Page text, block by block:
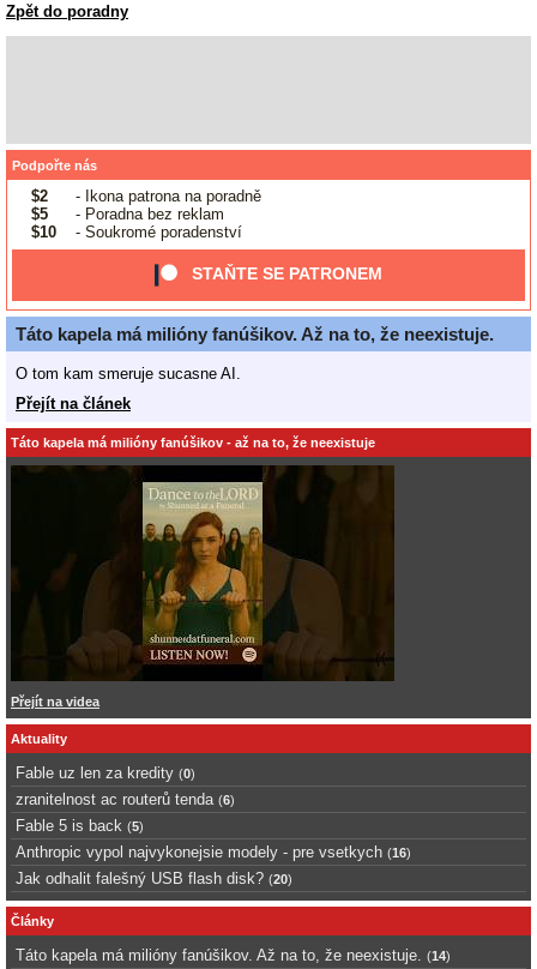
Zpět do poradny
Podpořte nás
$2
- Ikona patrona na poradně
$5
- Poradna bez reklam
$10
- Soukromé poradenství
STAŇTE SE PATRONEM
Táto kapela má milióny fanúšikov. Až na to, že neexistuje.
O tom kam smeruje sucasne AI.
Přejít na článek
Táto kapela má milióny fanúšikov - až na to, že neexistuje
Přejít na videa
Aktuality
Fable uz len za kredity (0)
zranitelnost ac routerů tenda (6)
Fable 5 is back (5)
Anthropic vypol najvykonejsie modely - pre vsetkych (16)
Jak odhalit falešný USB flash disk? (20)
Články
Táto kapela má milióny fanúšikov. Až na to, že neexistuje. (14)